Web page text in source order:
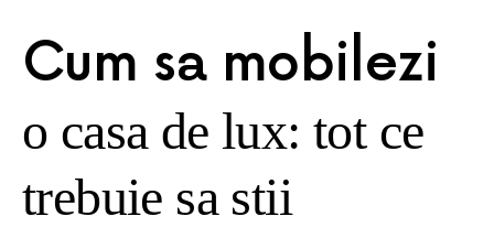
Cum sa mobilezi
o casa de lux: tot ce
trebuie sa stii